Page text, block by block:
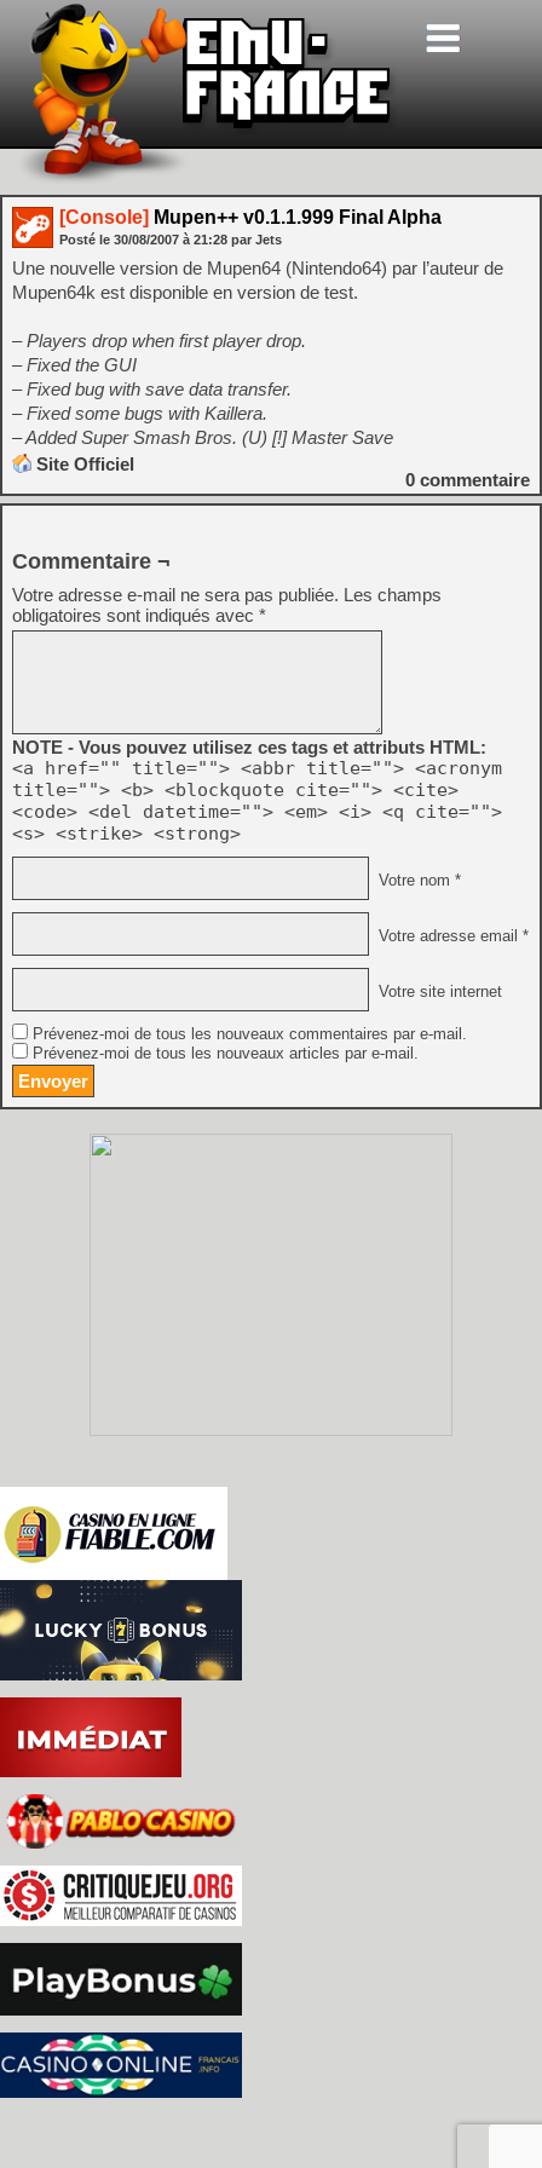
[Console] Mupen++ v0.1.1.999 Final Alpha
Posté le 30/08/2007 à 21:28 par Jets
Une nouvelle version de Mupen64 (Nintendo64) par l’auteur de
Mupen64k est disponible en version de test.
– Players drop when first player drop.
– Fixed the GUI
– Fixed bug with save data transfer.
– Fixed some bugs with Kaillera.
– Added Super Smash Bros. (U) [!] Master Save
Site Officiel
0 commentaire
Commentaire ¬
Votre adresse e-mail ne sera pas publiée. Les champs
obligatoires sont indiqués avec *
NOTE - Vous pouvez utilisez ces tags et attributs HTML:
<a href="" title=""> <abbr title=""> <acronym
title=""> <b> <blockquote cite=""> <cite>
<code> <del datetime=""> <em> <i> <q cite="">
<s> <strike> <strong>
Votre nom *
Votre adresse email *
Votre site internet
Prévenez-moi de tous les nouveaux commentaires par e-mail.
Prévenez-moi de tous les nouveaux articles par e-mail.